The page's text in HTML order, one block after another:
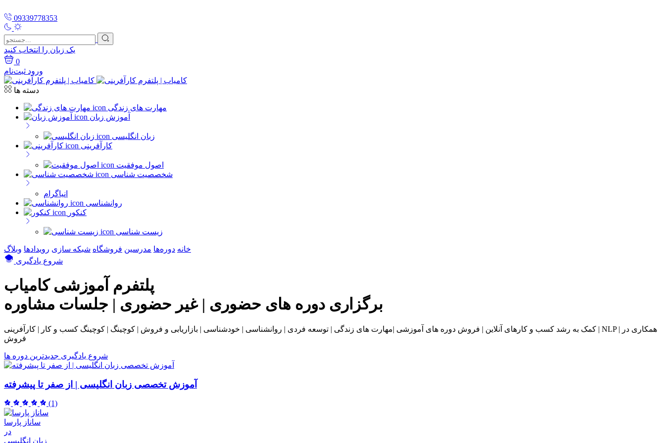
09339778353
یک زبان را انتخاب کنید
0
ورود ثبت‌نام
دسته ها
مهارت های زندگی
آموزش زبان
زبان انگلیسی
کارآفرینی
اصول موفقیت
شخصصیت شناسی
انیاگرام
روانشناسی
کنکور
زیست شناسی
خانه دوره‌ها مدرسین فروشگاه شبکه سازی رویداد‌ها وبلاگ
شروع یادگیری
پلتفرم آموزشی کامیاب
برگزاری دوره های حضوری | غیر حضوری | جلسات مشاوره
کمک به رشد کسب و کارهای آنلاین | فروش دوره های آموزشی |مهارت های زندگی | توسعه فردی | روانشناسی | خودشناسی | بازاریابی و فروش | کوچینگ | کوچینگ کسب و کار | کارآفرینی | NLP | همکاری در
فروش
شروع یادگیری جدیدترین دوره ها
آموزش تخصصی زبان انگلیسی | از صفر تا پیشرفته
(1)
ساناز پارسا
در
زبان انگلیسی